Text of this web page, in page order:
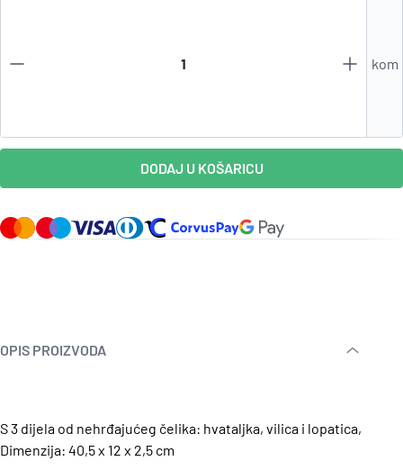
OPIS PROIZVODA
S 3 dijela od nehrđajućeg čelika: hvataljka, vilica i lopatica,
Dimenzija: 40,5 x 12 x 2,5 cm
kom
DODAJ U KOŠARICU